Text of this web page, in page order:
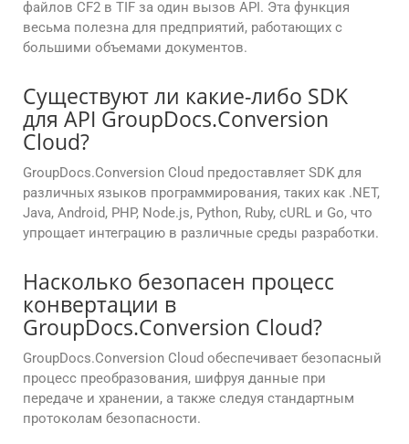
файлов CF2 в TIF за один вызов API. Эта функция
весьма полезна для предприятий, работающих с
большими объемами документов.
Существуют ли какие-либо SDK
для API GroupDocs.Conversion
Cloud?
GroupDocs.Conversion Cloud предоставляет SDK для
различных языков программирования, таких как .NET,
Java, Android, PHP, Node.js, Python, Ruby, cURL и Go, что
упрощает интеграцию в различные среды разработки.
Насколько безопасен процесс
конвертации в
GroupDocs.Conversion Cloud?
GroupDocs.Conversion Cloud обеспечивает безопасный
процесс преобразования, шифруя данные при
передаче и хранении, а также следуя стандартным
протоколам безопасности.